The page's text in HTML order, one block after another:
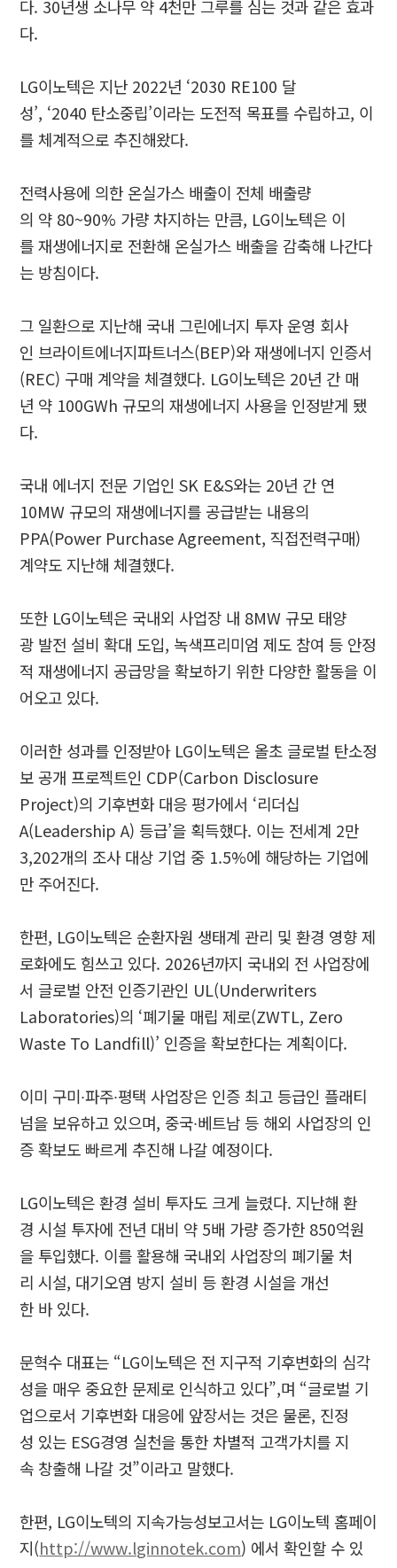
다. 30년생 소나무 약 4천만 그루를 심는 것과 같은 효과
다.
LG이노텍은 지난 2022년 ‘2030 RE100 달
성’, ‘2040 탄소중립’이라는 도전적 목표를 수립하고, 이
를 체계적으로 추진해왔다.
전력사용에 의한 온실가스 배출이 전체 배출량
의 약 80~90% 가량 차지하는 만큼, LG이노텍은 이
를 재생에너지로 전환해 온실가스 배출을 감축해 나간다
는 방침이다.
그 일환으로 지난해 국내 그린에너지 투자 운영 회사
인 브라이트에너지파트너스(BEP)와 재생에너지 인증서
(REC) 구매 계약을 체결했다. LG이노텍은 20년 간 매
년 약 100GWh 규모의 재생에너지 사용을 인정받게 됐
다.
국내 에너지 전문 기업인 SK E&S와는 20년 간 연
10MW 규모의 재생에너지를 공급받는 내용의
PPA(Power Purchase Agreement, 직접전력구매)
계약도 지난해 체결했다.
또한 LG이노텍은 국내외 사업장 내 8MW 규모 태양
광 발전 설비 확대 도입, 녹색프리미엄 제도 참여 등 안정
적 재생에너지 공급망을 확보하기 위한 다양한 활동을 이
어오고 있다.
이러한 성과를 인정받아 LG이노텍은 올초 글로벌 탄소정
보 공개 프로젝트인 CDP(Carbon Disclosure
Project)의 기후변화 대응 평가에서 ‘리더십
A(Leadership A) 등급’을 획득했다. 이는 전세계 2만
3,202개의 조사 대상 기업 중 1.5%에 해당하는 기업에
만 주어진다.
한편, LG이노텍은 순환자원 생태계 관리 및 환경 영향 제
로화에도 힘쓰고 있다. 2026년까지 국내외 전 사업장에
서 글로벌 안전 인증기관인 UL(Underwriters
Laboratories)의 ‘폐기물 매립 제로(ZWTL, Zero
Waste To Landfill)’ 인증을 확보한다는 계획이다.
이미 구미∙파주∙평택 사업장은 인증 최고 등급인 플래티
넘을 보유하고 있으며, 중국∙베트남 등 해외 사업장의 인
증 확보도 빠르게 추진해 나갈 예정이다.
LG이노텍은 환경 설비 투자도 크게 늘렸다. 지난해 환
경 시설 투자에 전년 대비 약 5배 가량 증가한 850억원
을 투입했다. 이를 활용해 국내외 사업장의 폐기물 처
리 시설, 대기오염 방지 설비 등 환경 시설을 개선
한 바 있다.
문혁수 대표는 “LG이노텍은 전 지구적 기후변화의 심각
성을 매우 중요한 문제로 인식하고 있다”,며 “글로벌 기
업으로서 기후변화 대응에 앞장서는 것은 물론, 진정
성 있는 ESG경영 실천을 통한 차별적 고객가치를 지
속 창출해 나갈 것”이라고 말했다.
한편, LG이노텍의 지속가능성보고서는 LG이노텍 홈페이
지(http://www.lginnotek.com) 에서 확인할 수 있